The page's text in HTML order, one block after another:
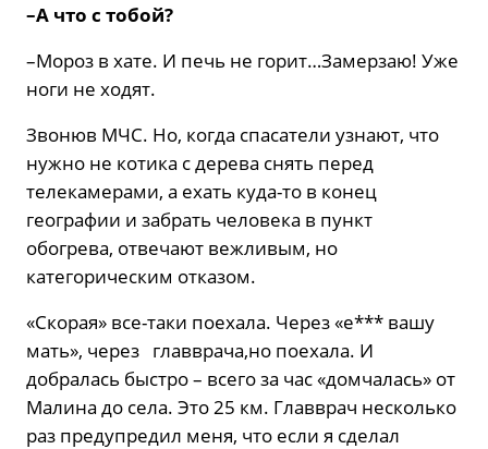
–А что с тобой?
–Мороз в хате. И печь не горит…Замерзаю! Уже
ноги не ходят.
Звонюв МЧС. Но, когда спасатели узнают, что
нужно не котика с дерева снять перед
телекамерами, а ехать куда-то в конец
географии и забрать человека в пункт
обогрева, отвечают вежливым, но
категорическим отказом.
«Скорая» все-таки поехала. Через «е*** вашу
мать», через главврача,но поехала. И
добралась быстро – всего за час «домчалась» от
Малина до села. Это 25 км. Главврач несколько
раз предупредил меня, что если я сделал